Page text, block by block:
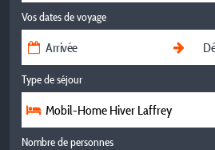
Vos dates de voyage
Type de séjour
Mobil-Home Hiver Laffrey
Nombre de personnes